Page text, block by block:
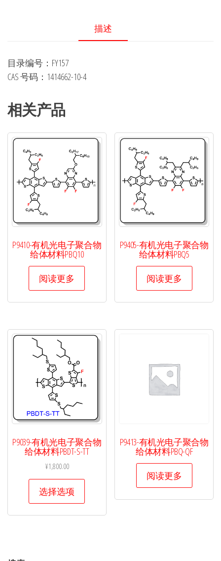
描述
目录编号：FY157
CAS 号码：1414662-10-4
相关产品
P9410-有机光电子聚合物
给体材料PBQ10
阅读更多
P9405-有机光电子聚合物
给体材料PBQ5
阅读更多
P9039-有机光电子聚合物
给体材料PBDT-S-TT
¥1,800.00
选择选项
本
P9413-有机光电子聚合物
给体材料PBQ-QF
阅读更多